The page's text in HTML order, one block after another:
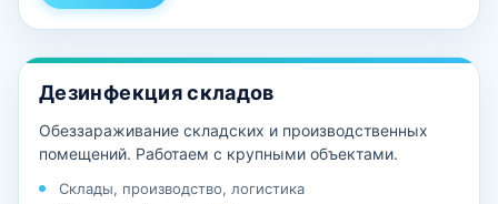
Дезинфекция складов
Обеззараживание складских и производственных
помещений. Работаем с крупными объектами.
Склады, производство, логистика